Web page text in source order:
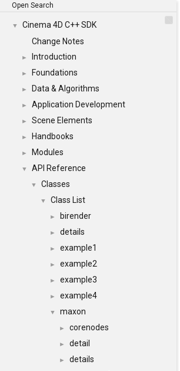
Open Search
▼
Cinema 4D C++ SDK
Change Notes
► Introduction
► Foundations
► Data & Algorithms
► Application Development
► Scene Elements
► Handbooks
► Modules
▼ API Reference
▼ Classes
▼ Class List
► birender
► details
► example1
► example2
► example3
► example4
▼ maxon
► corenodes
► detail
► details